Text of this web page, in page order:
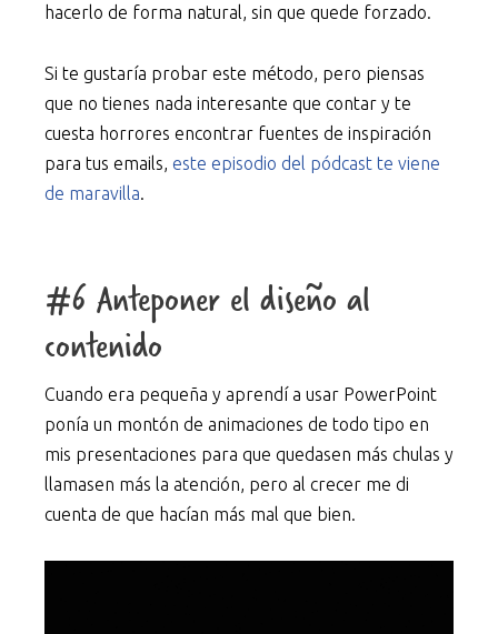
hacerlo de forma natural, sin que quede forzado.
Si te gustaría probar este método, pero piensas
que no tienes nada interesante que contar y te
cuesta horrores encontrar fuentes de inspiración
para tus emails, este episodio del pódcast te viene
de maravilla
#6 Anteponer el diseño al
contenido
Cuando era pequeña y aprendí a usar PowerPoint
ponía un montón de animaciones de todo tipo en
mis presentaciones para que quedasen más chulas y
llamasen más la atención, pero al crecer me di
cuenta de que hacían más mal que bien.